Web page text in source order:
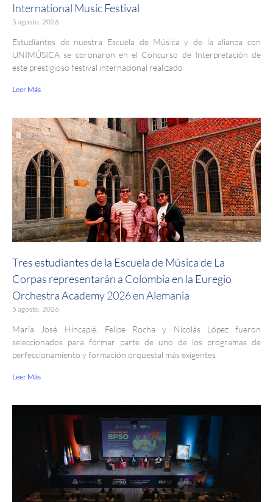
International Music Festival
5 agosto, 2026
Estudiantes de nuestra Escuela de Música y de la alianza con
UNIMÚSICA se coronaron en el Concurso de Interpretación de
este prestigioso festival internacional realizado
Leer Más
Tres estudiantes de la Escuela de Música de La
Corpas representarán a Colombia en la Euregio
Orchestra Academy 2026 en Alemania
5 agosto, 2026
María José Hincapié, Felipe Rocha y Nicolás López fueron
seleccionados para formar parte de uno de los programas de
perfeccionamiento y formación orquestal más exigentes
Leer Más